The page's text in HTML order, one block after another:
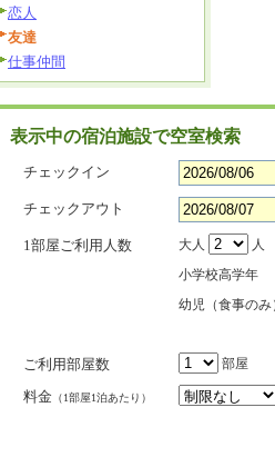
恋人
友達
仕事仲間
表示中の宿泊施設で空室検索
チェックイン
チェックアウト
1部屋ご利用人数 大人
人
小学校高学年
幼児（食事のみ
ご利用部屋数 部屋
料金 （1部屋1泊あたり）